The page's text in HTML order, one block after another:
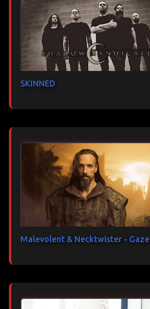
SKINNED
Malevolent & Necktwister - Gaze